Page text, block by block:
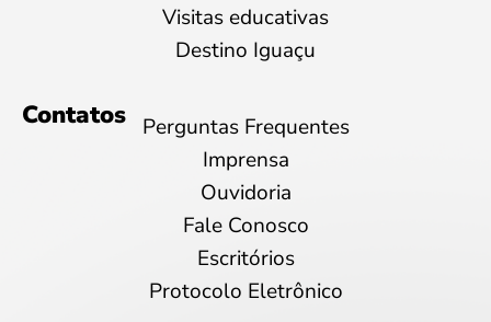
Visitas educativas
Destino Iguaçu
Contatos
Perguntas Frequentes
Imprensa
Ouvidoria
Fale Conosco
Escritórios
Protocolo Eletrônico